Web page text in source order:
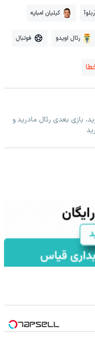
کیلیان امباپه
رئال اویدو فوتبال
بازی بعدی رئال مادرید و